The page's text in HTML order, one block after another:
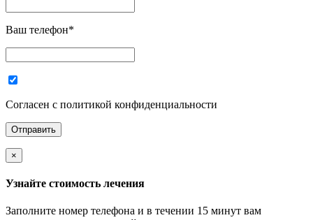
Ваш телефон*
Согласен с политикой конфиденциальности
×
Узнайте стоимость лечения
Заполните номер телефона и в течении 15 минут вам